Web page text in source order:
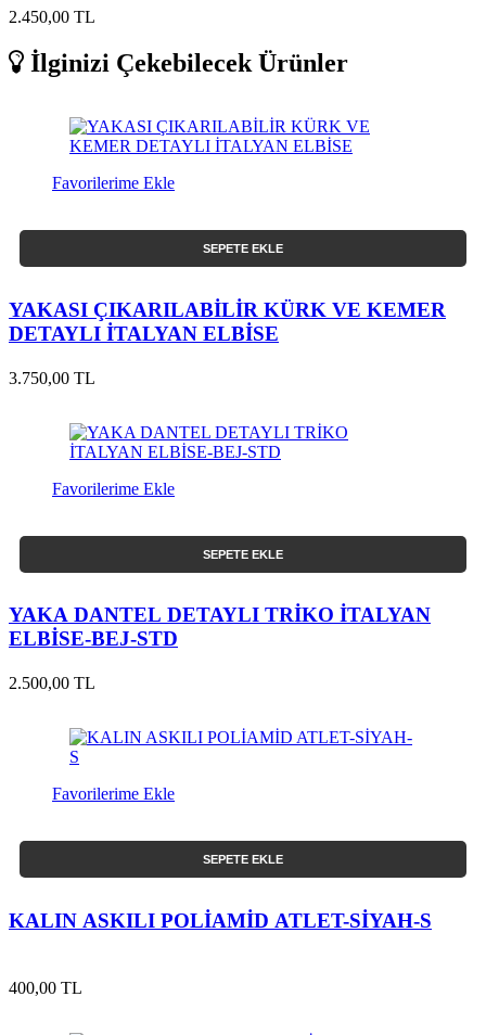
2.450,00 TL
İlginizi Çekebilecek Ürünler
Favorilerime Ekle
SEPETE EKLE
YAKASI ÇIKARILABİLİR KÜRK VE KEMER
DETAYLI İTALYAN ELBİSE
3.750,00 TL
Favorilerime Ekle
SEPETE EKLE
YAKA DANTEL DETAYLI TRİKO İTALYAN
ELBİSE-BEJ-STD
2.500,00 TL
Favorilerime Ekle
SEPETE EKLE
KALIN ASKILI POLİAMİD ATLET-SİYAH-S
400,00 TL